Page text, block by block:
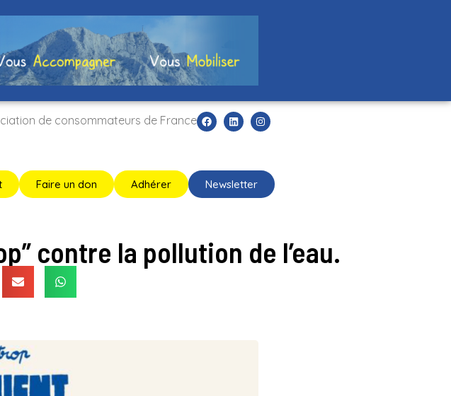
de consommateurs de France
Faire un don Adhérer Newsletter
contre la pollution de l’eau.